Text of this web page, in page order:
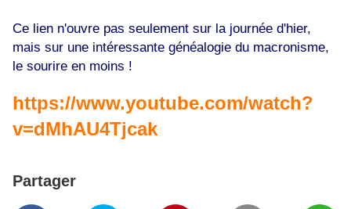
Ce lien n'ouvre pas seulement sur la journée d'hier,
mais sur une intéressante généalogie du macronisme,
le sourire en moins !
https://www.youtube.com/watch?
v=dMhAU4Tjcak
Partager